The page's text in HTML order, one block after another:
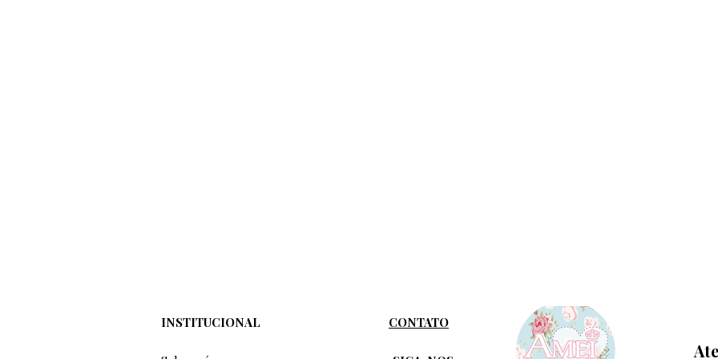
INSTITUCIONAL CONTATO